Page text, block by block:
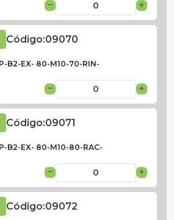
Código:09070
B2-EX- 80-M10-70-RIN-
Código:09071
B2-EX- 80-M10-80-RAC-
Código:09072